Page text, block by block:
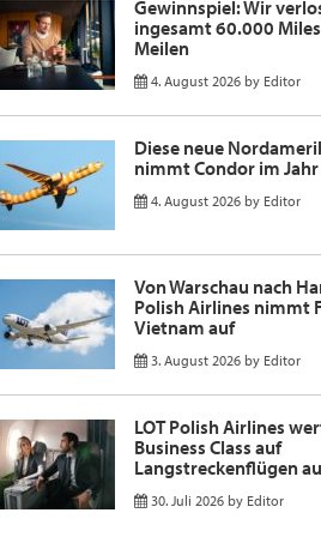
Gewinnspiel: Wir
ingesamt 60.000
Meilen
4. August 2026 by Editor
Diese neue
nimmt Condor im
4. August 2026 by Editor
Von Warschau nach
Polish Airlines nimmt
Vietnam auf
3. August 2026 by Editor
LOT Polish Airlines
Business Class auf
Langstreckenflügen
30. Juli 2026 by Editor